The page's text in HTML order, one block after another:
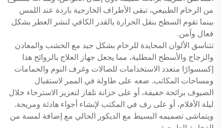
من الرخام الطبيعي، تبقى الأطراف الخارجية باردة عند اللمس
بينما تقوم السطح بنقل الحرارة بالقدر الكافي لنشر العطر بشكل
فعال وآمن.
تتناسق الألوان المحايدة للرخام بشكل جيد مع الخشب والمعادن
والزجاج والأسطح المطلية، مما يجعل جهاز العلاج بالروائح هذا
إكسسوارًا متعدد الاستخدامات للصالات وغرف النوم والحمامات
ومساحات المكاتب. ضعه على طاولة في الممر لاستقبال
الضيوف برائحة خفيفة، أو على خزانة تلفاز لتعزيز الاسترخاء خلال
ليلة الأفلام، أو على رف في المكتب لإنشاء أجواء هادئة ومريحة.
ويتماشى تصميمه البسيط مع الديكور الحالي مع إضافة لمسة من